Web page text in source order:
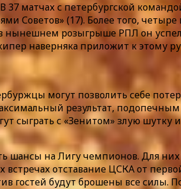
матчах с петербургской
Советов» (17). Более того,
нынешнем розыгрыше РПЛ он
наверняка приложит к этому
могут позволить себе
результат, подопечным
сыграть с «Зенитом» злую
шансы на Лигу чемпионов. Для
встречах отставание ЦСКА от
гостей будут брошены все силы.